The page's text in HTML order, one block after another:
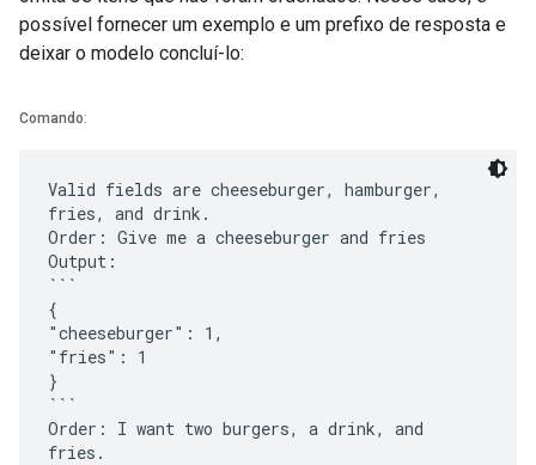
possível fornecer um exemplo e um prefixo de resposta e
deixar o modelo concluí-lo:
Comando:
Valid fields are cheeseburger, hamburger,
fries, and drink.
Order: Give me a cheeseburger and fries
Output:
```
{
"cheeseburger": 1,
"fries": 1
}
```
Order: I want two burgers, a drink, and
fries.